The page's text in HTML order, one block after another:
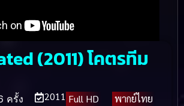
(2011) โคตรทีม
ครั้ง 2011 Full HD พากย์ไทย